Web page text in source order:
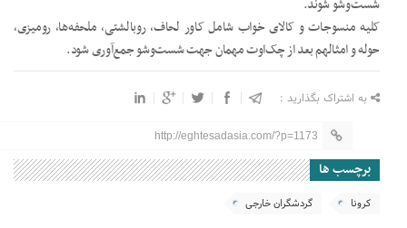
شست‌وشو شوند.
کلیه منسوجات و کالای خواب شامل کاور لحاف، روبالشتی، ملحفه‌ها، رومیزی،
حوله و امثالهم بعد از چک‌اوت مهمان جهت شست‌وشو جمع‌آوری شود.
به اشتراک بگذارید :
http://eghtesadasia.com/?p=1173
برچسب ها
کرونا گردشگران خارجی